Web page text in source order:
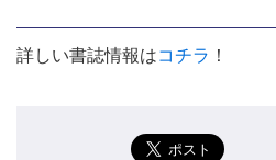
詳しい書誌情報はコチラ ！